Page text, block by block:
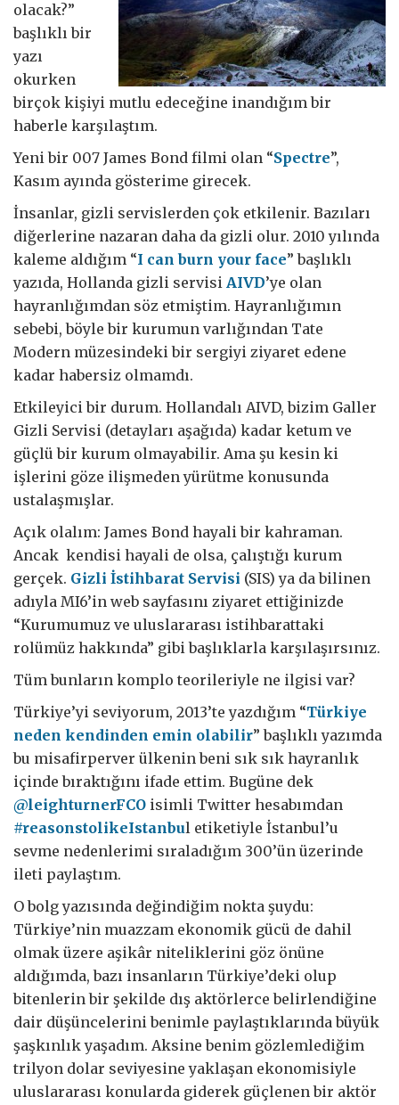
olacak?”
başlıklı bir
yazı
okurken
birçok kişiyi mutlu edeceğine inandığım bir
haberle karşılaştım.
Yeni bir 007 James Bond filmi olan “Spectre”,
Kasım ayında gösterime girecek.
İnsanlar, gizli servislerden çok etkilenir. Bazıları
diğerlerine nazaran daha da gizli olur. 2010 yılında
kaleme aldığım “I can burn your face” başlıklı
yazıda, Hollanda gizli servisi AIVD’ye olan
hayranlığımdan söz etmiştim. Hayranlığımın
sebebi, böyle bir kurumun varlığından Tate
Modern müzesindeki bir sergiyi ziyaret edene
kadar habersiz olmamdı.
Etkileyici bir durum. Hollandalı AIVD, bizim Galler
Gizli Servisi (detayları aşağıda) kadar ketum ve
güçlü bir kurum olmayabilir. Ama şu kesin ki
işlerini göze ilişmeden yürütme konusunda
ustalaşmışlar.
Açık olalım: James Bond hayali bir kahraman.
Ancak kendisi hayali de olsa, çalıştığı kurum
gerçek. Gizli İstihbarat Servisi (SIS) ya da bilinen
adıyla MI6’in web sayfasını ziyaret ettiğinizde
“Kurumumuz ve uluslararası istihbarattaki
rolümüz hakkında” gibi başlıklarla karşılaşırsınız.
Tüm bunların komplo teorileriyle ne ilgisi var?
Türkiye’yi seviyorum, 2013’te yazdığım “Türkiye
neden kendinden emin olabilir” başlıklı yazımda
bu misafirperver ülkenin beni sık sık hayranlık
içinde bıraktığını ifade ettim. Bugüne dek
@leighturnerFCO isimli Twitter hesabımdan
#reasonstolikeIstanbul etiketiyle İstanbul’u
sevme nedenlerimi sıraladığım 300’ün üzerinde
ileti paylaştım.
O bolg yazısında değindiğim nokta şuydu:
Türkiye’nin muazzam ekonomik gücü de dahil
olmak üzere aşikâr niteliklerini göz önüne
aldığımda, bazı insanların Türkiye’deki olup
bitenlerin bir şekilde dış aktörlerce belirlendiğine
dair düşüncelerini benimle paylaştıklarında büyük
şaşkınlık yaşadım. Aksine benim gözlemlediğim
trilyon dolar seviyesine yaklaşan ekonomisiyle
uluslararası konularda giderek güçlenen bir aktör